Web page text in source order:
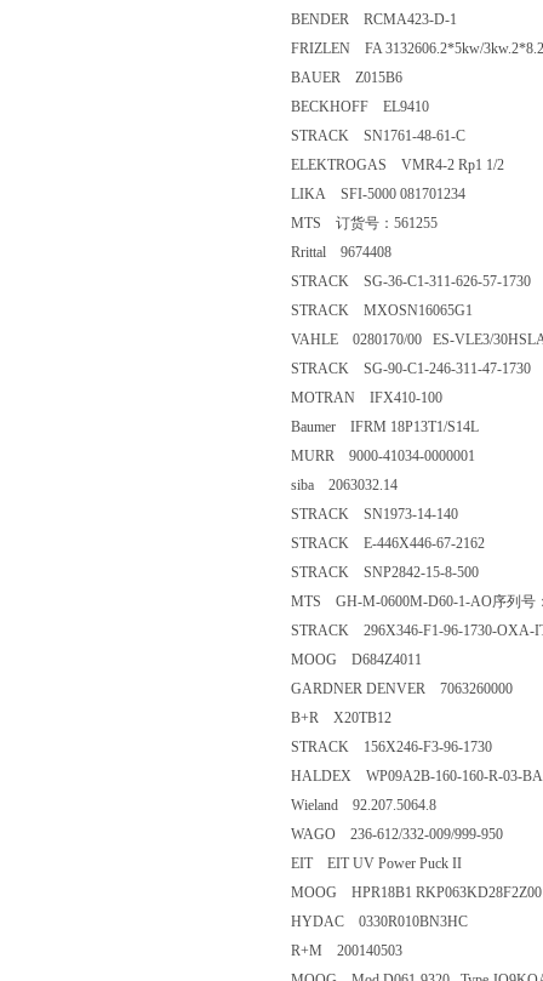
BENDER RCMA423-D-1
FRIZLEN FA 3132606.2*5kw/
BAUER Z015B6
BECKHOFF EL9410
STRACK SN1761-48-61-C
ELEKTROGAS VMR4-2 Rp1 1/2
LIKA SFI-5000 081701234
MTS 订货号：561255
Rrittal 9674408
STRACK SG-36-C1-311-626-57-1730
STRACK MXOSN16065G1
VAHLE 0280170/00 ES-VLE3/
STRACK SG-90-C1-246-311-47-1730
MOTRAN IFX410-100
Baumer IFRM 18P13T1/S14L
MURR 9000-41034-0000001
siba 2063032.14
STRACK SN1973-14-140
STRACK E-446X446-67-2162
STRACK SNP2842-15-8-500
MTS GH-M-0600M-D60-1-AO序列号
STRACK 296X346-F1-96-1730-OXA-
MOOG D684Z4011
GARDNER DENVER 7063260000
B+R X20TB12
STRACK 156X246-F3-96-1730
HALDEX WP09A2B-160-160-R-03-
Wieland 92.207.5064.8
WAGO 236-612/332-009/999-950
EIT EIT UV Power Puck II
MOOG HPR18B1
HYDAC 0330R010BN3HC
R+M 200140503